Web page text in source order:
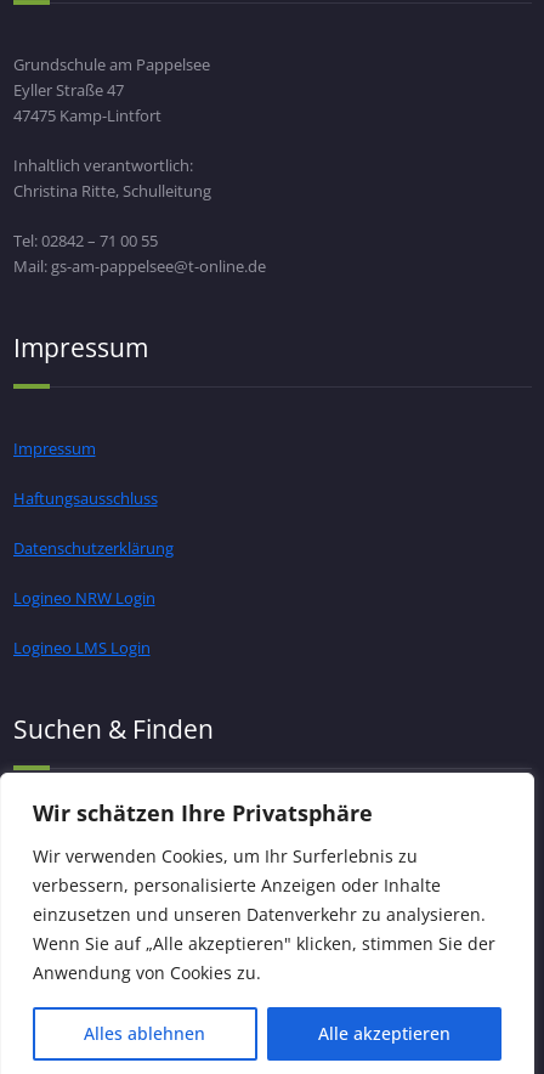
Wir schätzen Ihre Privatsphäre
Wir verwenden Cookies, um Ihr Surferlebnis zu
verbessern, personalisierte Anzeigen oder Inhalte
einzusetzen und unseren Datenverkehr zu analysieren.
Wenn Sie auf „Alle akzeptieren" klicken, stimmen Sie der
Anwendung von Cookies zu.
Alles ablehnen Alle akzeptieren
Grundschule am Pappelsee
Eyller Straße 47
47475 Kamp-Lintfort
Inhaltlich verantwortlich:
Christina Ritte, Schulleitung
Tel: 02842 – 71 00 55
Mail: gs-am-pappelsee@t-online.de
Impressum
Impressum
Haftungsausschluss
Datenschutzerklärung
Logineo NRW Login
Logineo LMS Login
Suchen & Finden
© Copyright - Grundschule am Pappelsee Kamp-Lintfort. Alle Rechte